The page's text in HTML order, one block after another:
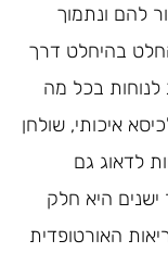
להם ונתמוך
בהיחלט דרך
לנוחות בכל מה
איכותי, שולחן
לדאוג גם
היא חלק
האורטופדית